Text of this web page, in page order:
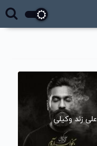
علی زند وکیلی